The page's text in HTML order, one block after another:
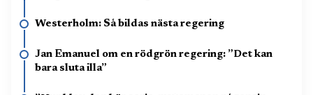
Westerholm: Så bildas nästa regering
Jan Emanuel om en rödgrön regering: ”Det kan
bara sluta illa”